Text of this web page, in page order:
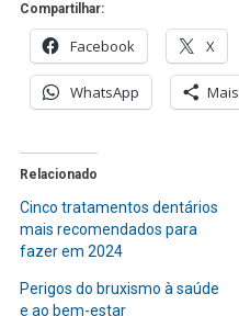
Compartilhar:
Facebook X
WhatsApp Mais
Relacionado
Cinco tratamentos dentários
mais recomendados para
fazer em 2024
Perigos do bruxismo à saúde
e ao bem-estar